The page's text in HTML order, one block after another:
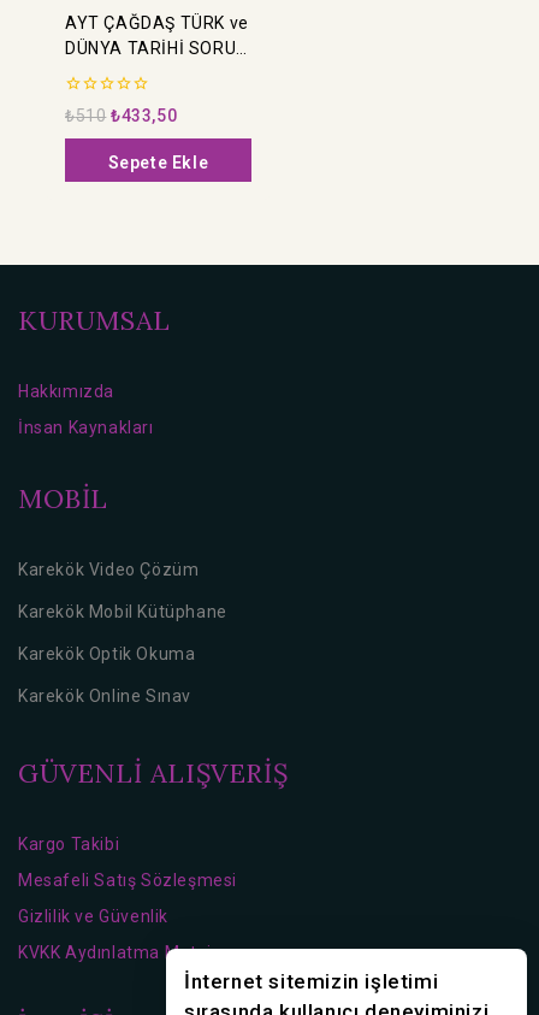
AYT ÇAĞDAŞ TÜRK ve
DÜNYA TARİHİ SORU
BANKASI
0
5
üzerinden
₺510 ₺433,50
Sepete Ekle
KURUMSAL
Hakkımızda
İnsan Kaynakları
MOBİL
Karekök Video Çözüm
Karekök Mobil Kütüphane
Karekök Optik Okuma
Karekök Online Sınav
GÜVENLİ ALIŞVERİŞ
Kargo Takibi
Mesafeli Satış Sözleşmesi
Gizlilik ve Güvenlik
KVKK Aydınlatma Metni
İnternet sitemizin işletimi